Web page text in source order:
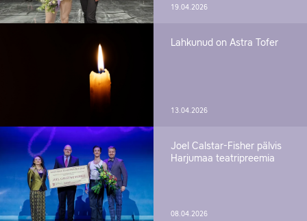
19.04.2026
Lahkunud on Astra Tofer
13.04.2026
Joel Calstar-Fisher pälvis
Harjumaa teatripreemia
08.04.2026